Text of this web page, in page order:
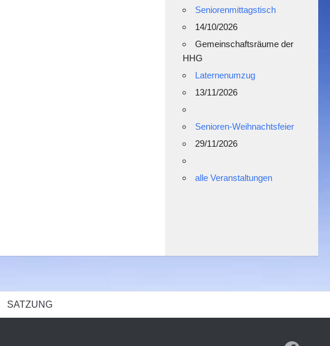
Seniorenmittagstisch
14/10/2026
Gemeinschaftsräume der
HHG
Laternenumzug
13/11/2026
Senioren-Weihnachtsfeier
29/11/2026
alle Veranstaltungen
SATZUNG